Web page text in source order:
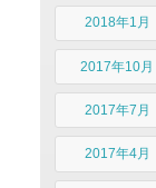
2018年1月
2017年10月
2017年7月
2017年4月